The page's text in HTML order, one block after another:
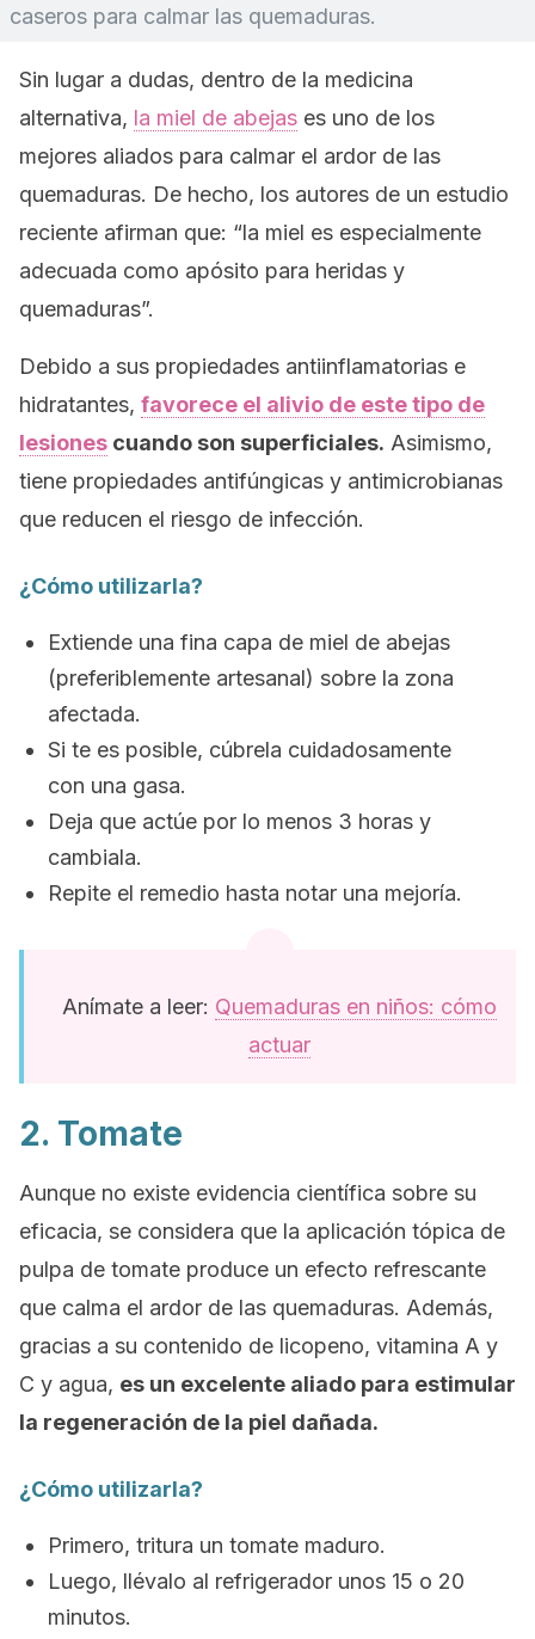
caseros para calmar las quemaduras.
Sin lugar a dudas, dentro de la medicina
alternativa, la miel de abejas es uno de los
mejores aliados para calmar el ardor de las
quemaduras. De hecho, los autores de un estudio
reciente afirman que: “la miel es especialmente
adecuada como apósito para heridas y
quemaduras”.
Debido a sus propiedades antiinflamatorias e
hidratantes, favorece el alivio de este tipo de
lesiones cuando son superficiales. Asimismo,
tiene propiedades antifúngicas y antimicrobianas
que reducen el riesgo de infección.
¿Cómo utilizarla?
Extiende una fina capa de miel de abejas
(preferiblemente artesanal) sobre la zona
afectada.
Si te es posible, cúbrela cuidadosamente
con una gasa.
Deja que actúe por lo menos 3 horas y
cambiala.
Repite el remedio hasta notar una mejoría.
Anímate a leer: Quemaduras en niños: cómo
actuar
2. Tomate
Aunque no existe evidencia científica sobre su
eficacia, se considera que la aplicación tópica de
pulpa de tomate produce un efecto refrescante
que calma el ardor de las quemaduras. Además,
gracias a su contenido de licopeno, vitamina A y
C y agua, es un excelente aliado para estimular
la regeneración de la piel dañada.
¿Cómo utilizarla?
Primero, tritura un tomate maduro.
Luego, llévalo al refrigerador unos 15 o 20
minutos.